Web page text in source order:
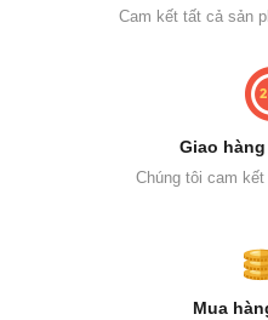
Cam kết tất cả sản
Giao
Chúng tôi cam
Mua